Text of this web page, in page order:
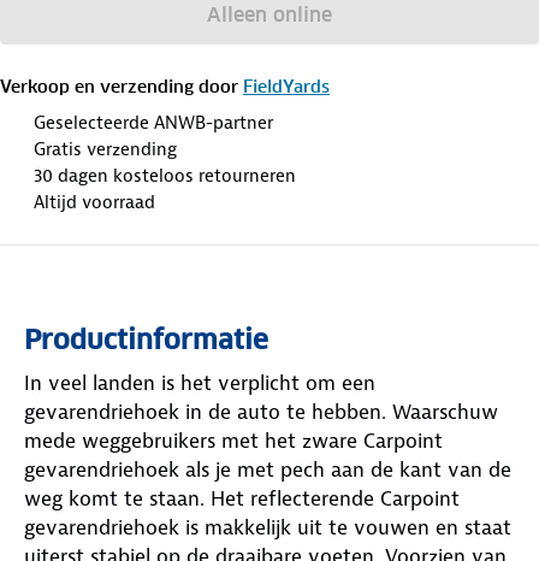
Alleen online
Verkoop en verzending door FieldYards
Geselecteerde ANWB-partner
Gratis verzending
30 dagen kosteloos retourneren
Altijd voorraad
Productinformatie
In veel landen is het verplicht om een
gevarendriehoek in de auto te hebben. Waarschuw
mede weggebruikers met het zware Carpoint
gevarendriehoek als je met pech aan de kant van de
weg komt te staan. Het reflecterende Carpoint
gevarendriehoek is makkelijk uit te vouwen en staat